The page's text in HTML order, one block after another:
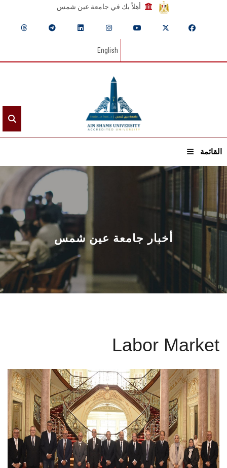
أهلاً بك في جامعة عين شمس
English
القائمة
الرئيسيـة
عن الجامعة
القطاعـات
الشئون الأكاديمية
البحث العلمي
الأنظمة الذكية
الإعلام
تواصل معنا
الطلاب
أخبار جامعة عين شمس
Labor Market